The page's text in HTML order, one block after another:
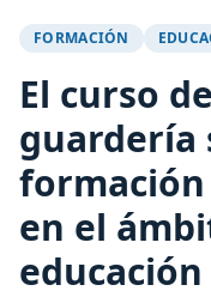
FORMACIÓN
El curso
guardería
en el